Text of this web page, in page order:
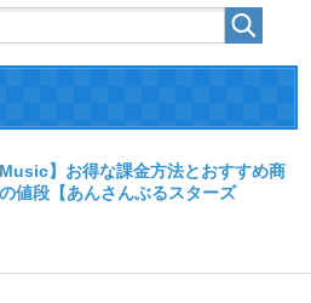
Music】お得な課金方法とおすすめ商
値段【あんさんぶるスターズ